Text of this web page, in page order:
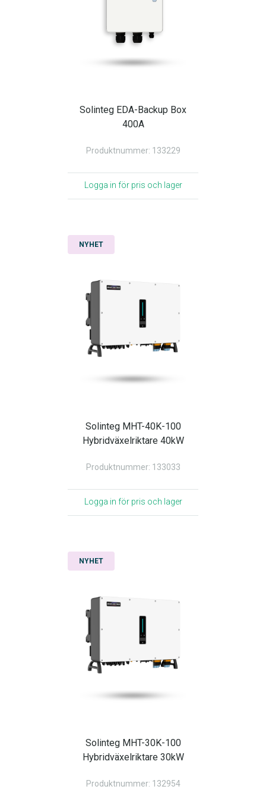
Solinteg EDA-Backup Box
400A
Produktnummer: 133229
Logga in för pris och lager
NYHET
Solinteg MHT-40K-100
Hybridväxelriktare 40kW
Produktnummer: 133033
Logga in för pris och lager
NYHET
Solinteg MHT-30K-100
Hybridväxelriktare 30kW
Produktnummer: 132954